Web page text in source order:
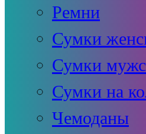
Ремни
Сумки
Сумки
Сумки на
Чемоданы